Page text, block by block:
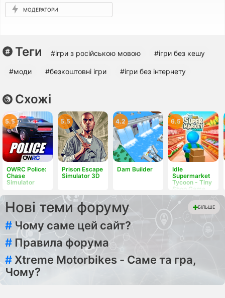
МОДЕРАТОРИ
Теги #ігри з російською мовою #ігри без кешу
#моди #безкоштовні ігри #ігри без інтернету
Схожі
OWRC Police:
Chase
Simulator
5.5
Prison Escape
Simulator 3D
5.5
Dam Builder
4.2
Idle
Supermarket
Tycoon - Tiny
Shop Game
6.5
Нові теми форуму БІЛЬШЕ
# Чому саме цей сайт?
# Правила форума
# Xtreme Motorbikes - Саме та гра,
Чому?